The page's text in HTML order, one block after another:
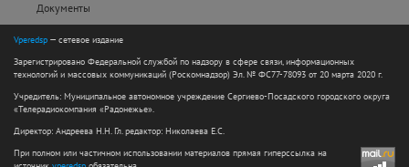
Документы
Vperedsp — сетевое издание
Зарегистрировано Федеральной службой по надзору в сфере связи, информационных
технологий и массовых коммуникаций (Роскомнадзор) Эл. № ФС77-78093 от 20 марта 2020 г.
Учредитель: Муниципальное автономное учреждение Сергиево-Посадского городского округа
«Телерадиокомпания «Радонежье».
Директор: Андреева Н.Н. Гл. редактор: Николаева Е.С.
При полном или частичном использовании материалов прямая гиперссылка на